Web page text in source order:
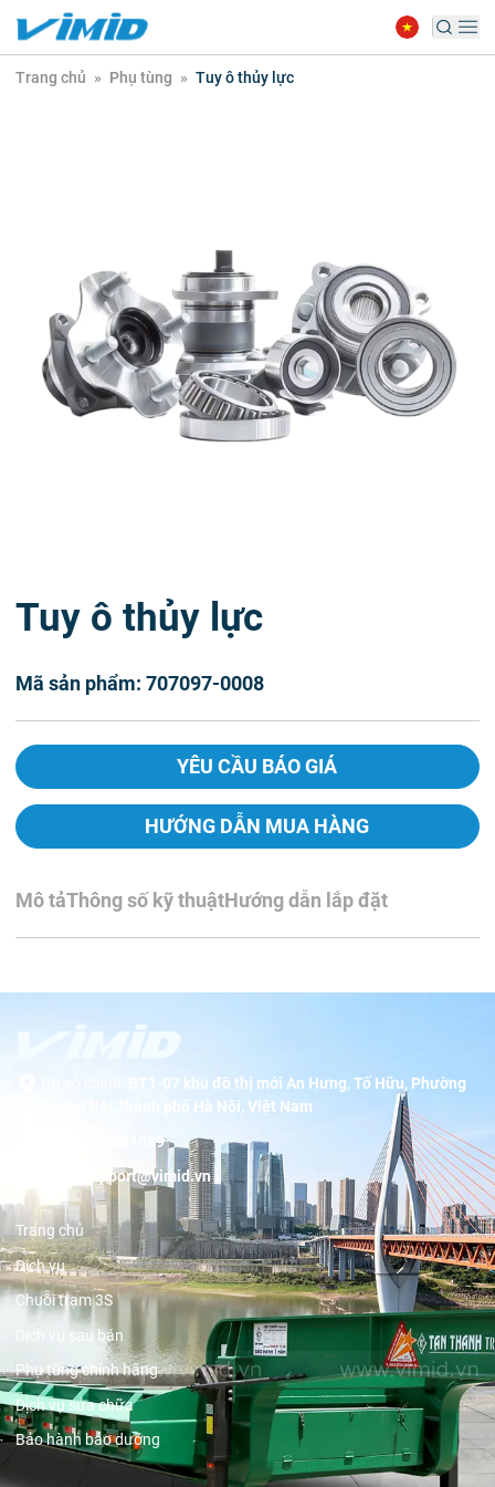
Trang chủ » Phụ tùng » Tuy ô thủy lực
Tuy ô thủy lực
Mã sản phẩm: 707097-0008
YÊU CẦU BÁO GIÁ
HƯỚNG DẪN MUA HÀNG
Mô tảThông số kỹ thuậtHướng dẫn lắp đặt
BT1-07 khu đô thị mới An Hưng, Tố Hữu, Phường
Dương Nội, thành phố Hà Nội, Việt Nam
19001089
support@vimid.vn
Trang chủ
Dịch vụ
Chuỗi trạm 3S
Dịch vụ sau bán
Phụ tùng chính hãng
Dịch vụ sửa chữa
Bảo hành bảo dưỡng